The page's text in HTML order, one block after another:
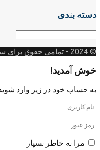
دسته بندی
دسته
© 2024
- تمامی حقوق برای
خوش آمدید!
به حساب خود در زیر وارد
مرا به خاطر بسپار